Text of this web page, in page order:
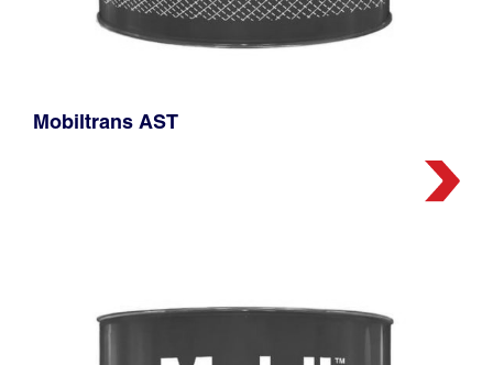
Mobiltrans AST